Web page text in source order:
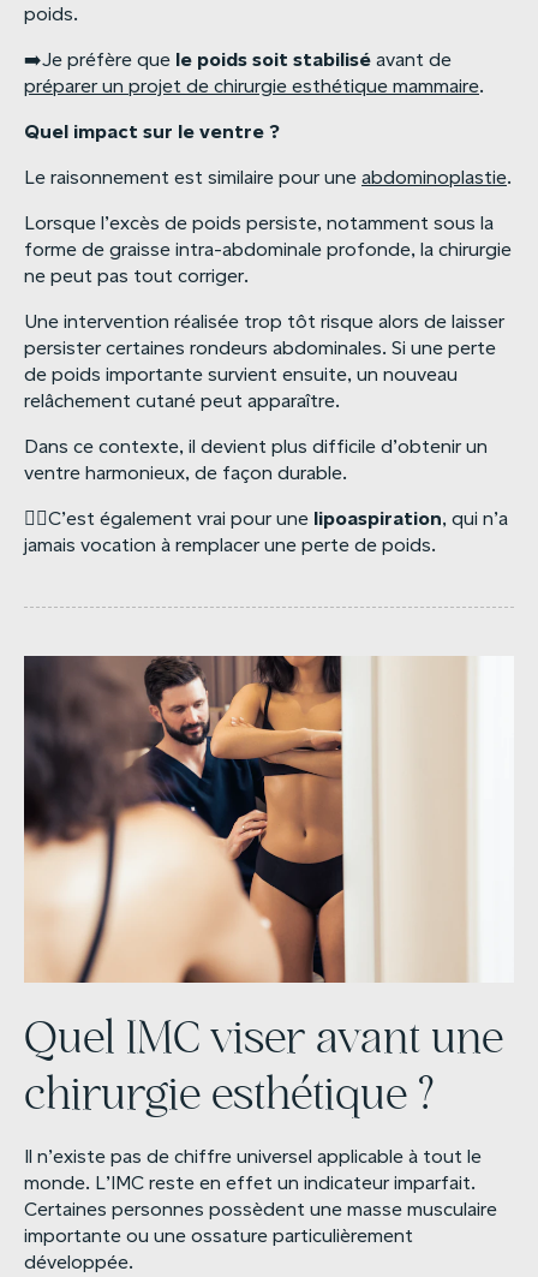
poids.
➡️Je préfère que le poids soit stabilisé avant de
préparer un projet de chirurgie esthétique mammaire.
Quel impact sur le ventre ?
Le raisonnement est similaire pour une abdominoplastie.
Lorsque l’excès de poids persiste, notamment sous la
forme de graisse intra-abdominale profonde, la chirurgie
ne peut pas tout corriger.
Une intervention réalisée trop tôt risque alors de laisser
persister certaines rondeurs abdominales. Si une perte
de poids importante survient ensuite, un nouveau
relâchement cutané peut apparaître.
Dans ce contexte, il devient plus difficile d’obtenir un
ventre harmonieux, de façon durable.
☝🏻C’est également vrai pour une lipoaspiration, qui n’a
jamais vocation à remplacer une perte de poids.
Quel IMC viser avant une
chirurgie esthétique ?
Il n’existe pas de chiffre universel applicable à tout le
monde. L’IMC reste en effet un indicateur imparfait.
Certaines personnes possèdent une masse musculaire
importante ou une ossature particulièrement
développée.